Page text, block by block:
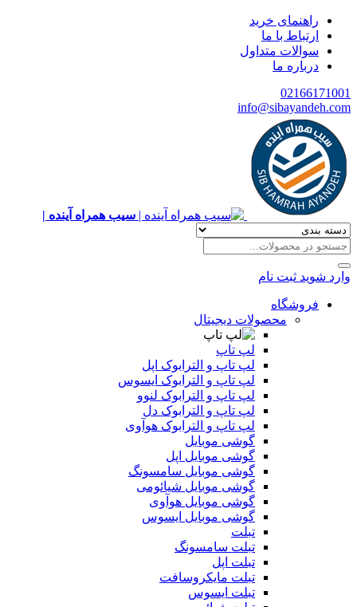
راهنمای خرید
ارتباط با ما
سوالات متداول
درباره ما
02166171001
info@sibayandeh.com
سیب همراه آینده |
وارد شوید ثبت نام
فروشگاه
محصولات دیجیتال
لپ تاپ
لپ تاپ و الترابوک اپل
لپ تاپ و الترابوک ایسوس
لپ تاپ و الترابوک لنوو
لپ تاپ و الترابوک دل
لپ تاپ و الترابوک هوآوی
گوشی موبایل
گوشی موبایل اپل
گوشی موبایل سامسونگ
گوشی موبایل شیائومی
گوشی موبایل هوآوی
گوشی موبایل ایسوس
تبلت
تبلت سامسونگ
تبلت اپل
تبلت مایکروسافت
تبلت ایسوس